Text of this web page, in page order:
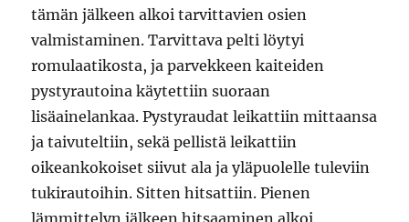
tämän jälkeen alkoi tarvittavien osien
valmistaminen. Tarvittava pelti löytyi
romulaatikosta, ja parvekkeen kaiteiden
pystyrautoina käytettiin suoraan
lisäainelankaa. Pystyraudat leikattiin mittaansa
ja taivuteltiin, sekä pellistä leikattiin
oikeankokoiset siivut ala ja yläpuolelle tuleviin
tukirautoihin. Sitten hitsattiin. Pienen